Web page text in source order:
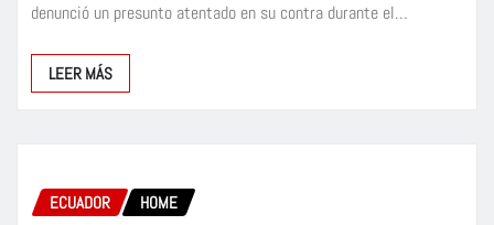
denunció un presunto atentado en su contra durante el…
LEER MÁS
ECUADOR HOME